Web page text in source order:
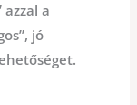
azzal a
jó